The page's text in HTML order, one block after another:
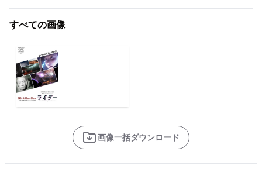
すべての画像
画像一括ダウンロード